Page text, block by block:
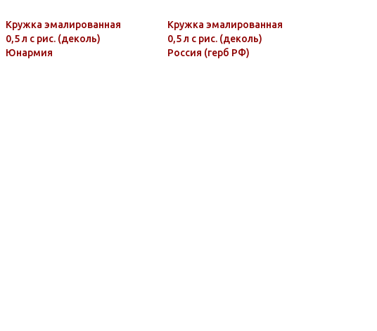
Кружка эмалированная
0,5 л с рис. (деколь)
Юнармия
Кружка эмалированная
0,5 л с рис. (деколь)
Россия (герб РФ)